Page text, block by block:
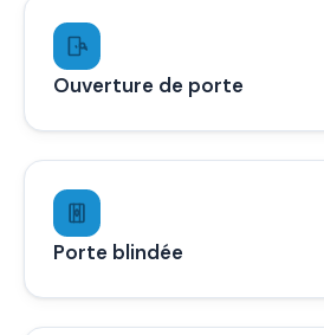
Ouverture de porte
Porte blindée